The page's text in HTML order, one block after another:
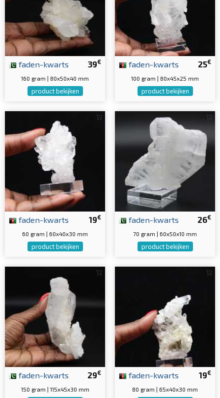
39€
faden-kwarts
160 gram | 80x50x40 mm
product bekijken
25€
faden-kwarts
100 gram | 80x45x25 mm
product bekijken
19€
faden-kwarts
60 gram | 60x40x30 mm
product bekijken
26€
faden-kwarts
70 gram | 60x50x10 mm
product bekijken
29€
faden-kwarts
150 gram | 115x45x30 mm
19€
faden-kwarts
80 gram | 65x40x30 mm